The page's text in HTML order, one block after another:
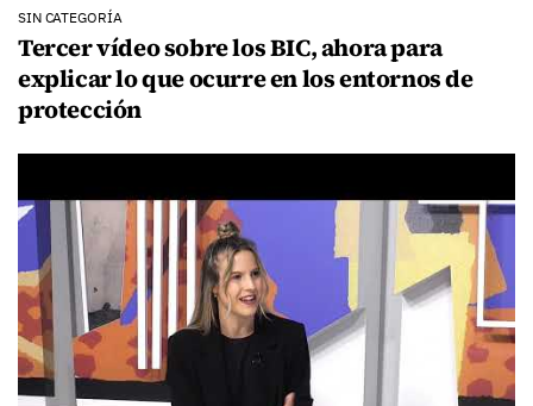
SIN CATEGORÍA
Tercer vídeo sobre los BIC, ahora para
explicar lo que ocurre en los entornos de
protección